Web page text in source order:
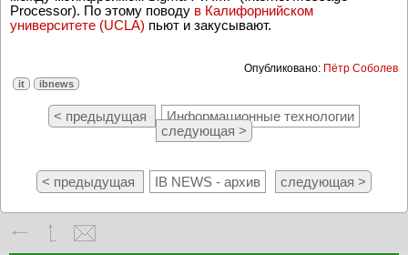
Processor). По этому поводу в Калифорнийском
университете (UCLA) пьют и закусывают.
Опубликовано: Пётр Соболев
it ibnews
< предыдущая
Информационные технологии
следующая >
< предыдущая IB NEWS - архив следующая >